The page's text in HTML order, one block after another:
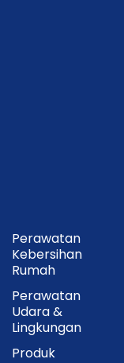
Perawatan
Kebersihan
Rumah
Perawatan
Udara &
Lingkungan
Produk